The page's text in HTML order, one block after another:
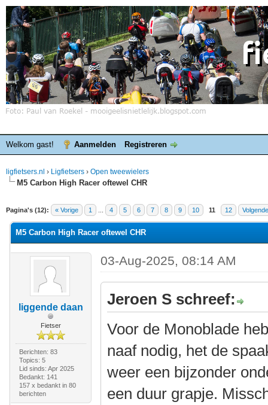
Welkom gast! Aanmelden Registreren
ligfietsers.nl › Ligfietsers › Open tweewielers
M5 Carbon High Racer oftewel CHR
Pagina's (12): « Vorige 1 4 5 6 7 8 9 10 11 12
waardering is 0
M5 Carbon High Racer oftewel CHR
liggende daan
Fietser
Berichten: 83
Topics: 5
Lid sinds: Apr 2025
Bedankt: 141
157 x bedankt in 80
berichten
03-Aug-2025, 08:14 AM
Jeroen S schreef:
Voor de Monoblade
naaf nodig, het de
weer een bijzonder
een duur grapje.